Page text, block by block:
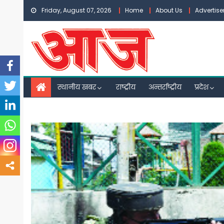
Skip
content
Friday, August 07, 2026 Home About Us
स्थानीय खबर राष्ट्रीय अन्तर्राष्ट्रीय प्रदेश